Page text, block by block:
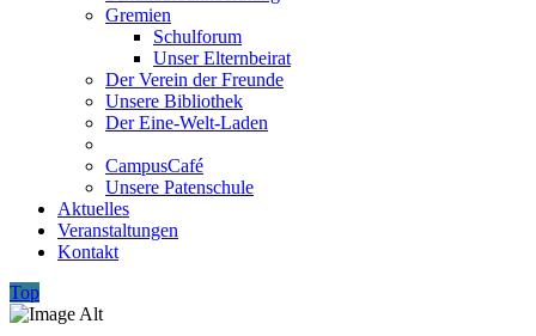
Gremien
Schulforum
Unser Elternbeirat
Der Verein der Freunde
Unsere Bibliothek
Der Eine-Welt-Laden
CampusCafé
Unsere Patenschule
Aktuelles
Veranstaltungen
Kontakt
Top